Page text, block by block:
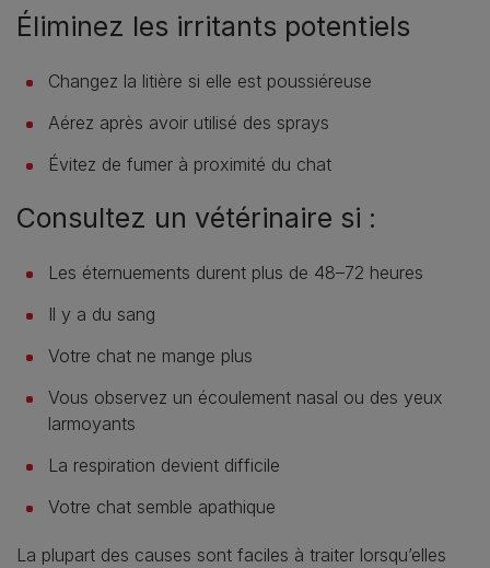
Éliminez les irritants potentiels
Changez la litière si elle est poussiéreuse
Aérez après avoir utilisé des sprays
Évitez de fumer à proximité du chat
Consultez un vétérinaire si :
Les éternuements durent plus de 48–72 heures
Il y a du sang
Votre chat ne mange plus
Vous observez un écoulement nasal ou des yeux
larmoyants
La respiration devient difficile
Votre chat semble apathique
La plupart des causes sont faciles à traiter lorsqu’elles